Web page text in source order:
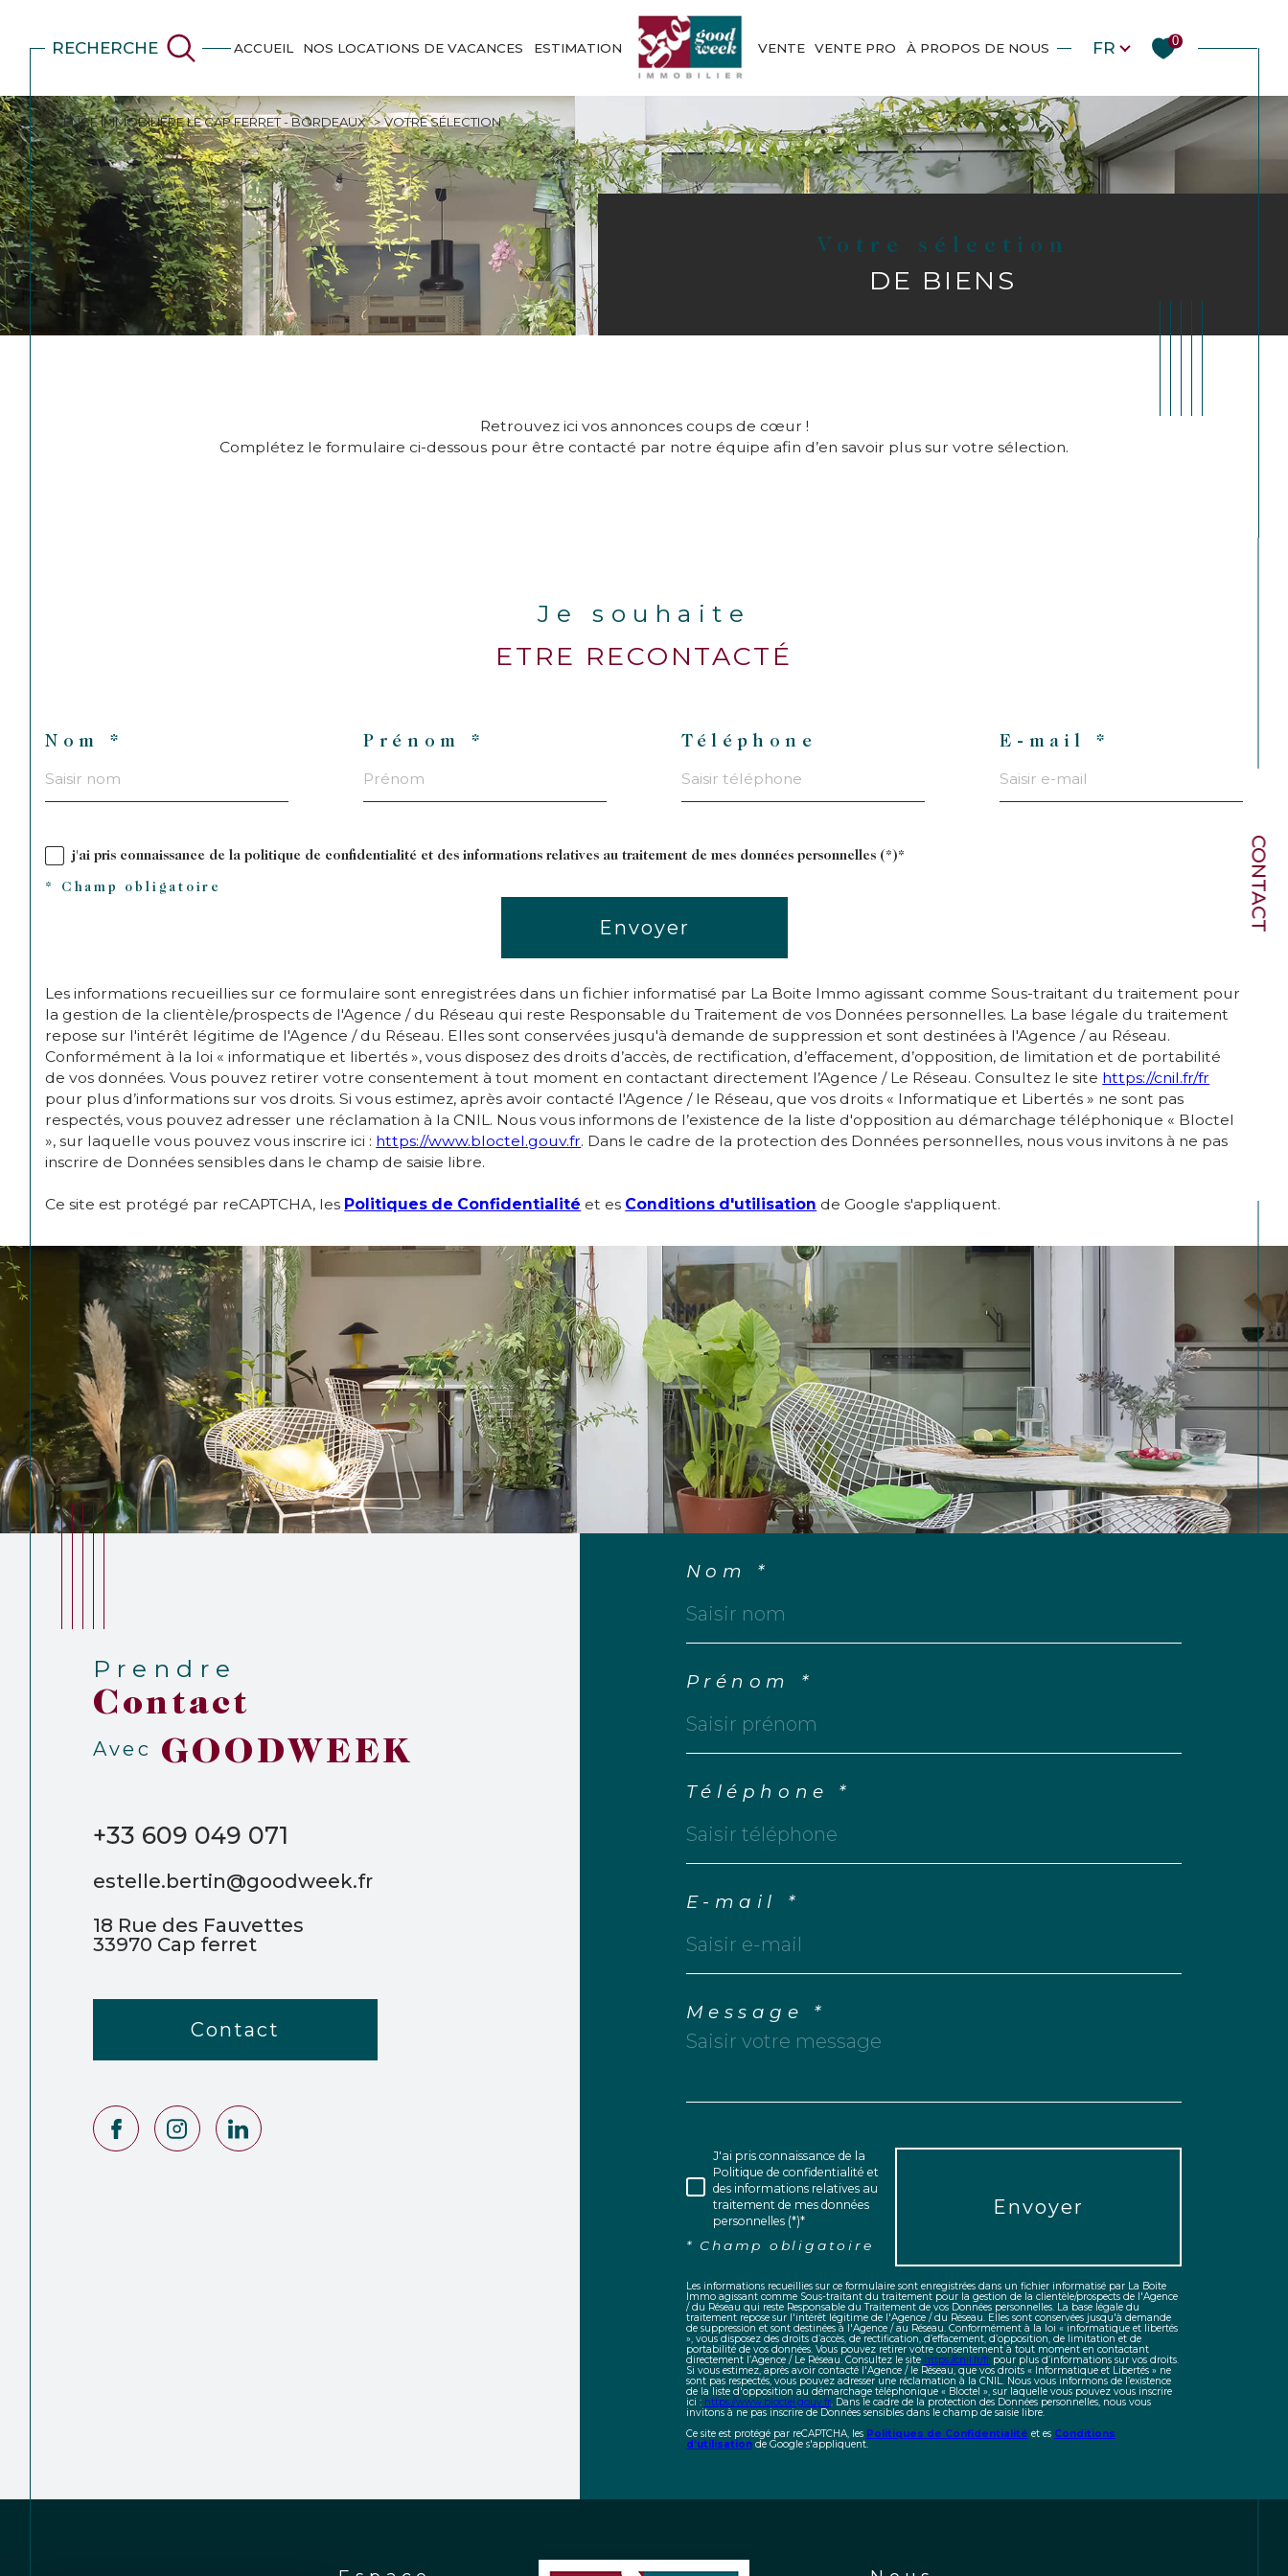
ACCUEIL NOS LOCATIONS DE VACANCES ESTIMATION VENTE VENTE PRO À PROPOS DE NOUS
RECHERCHE Langue
FR 0
CONTACT
AGENCE IMMOBILIÈRE LE CAP FERRET - BORDEAUX VOTRE SÉLECTION
Votre sélection
DE BIENS
Retrouvez ici vos annonces coups de cœur !
Complétez le formulaire ci-dessous pour être contacté par notre équipe afin d’en savoir plus sur votre sélection.
Je souhaite
ETRE RECONTACTÉ
Nom * Prénom * Téléphone E-mail *
j'ai pris connaissance de la politique de confidentialité et des informations relatives au traitement de mes données personnelles (*)*
* Champ obligatoire
Envoyer
Les informations recueillies sur ce formulaire sont enregistrées dans un fichier informatisé par La Boite Immo agissant comme Sous-traitant du traitement pour
la gestion de la clientèle/prospects de l'Agence / du Réseau qui reste Responsable du Traitement de vos Données personnelles. La base légale du traitement
repose sur l'intérêt légitime de l'Agence / du Réseau. Elles sont conservées jusqu'à demande de suppression et sont destinées à l'Agence / au Réseau.
Conformément à la loi « informatique et libertés », vous disposez des droits d’accès, de rectification, d’effacement, d’opposition, de limitation et de portabilité
de vos données. Vous pouvez retirer votre consentement à tout moment en contactant directement l’Agence / Le Réseau. Consultez le site https://cnil.fr/fr
pour plus d’informations sur vos droits. Si vous estimez, après avoir contacté l'Agence / le Réseau, que vos droits « Informatique et Libertés » ne sont pas
respectés, vous pouvez adresser une réclamation à la CNIL. Nous vous informons de l’existence de la liste d'opposition au démarchage téléphonique « Bloctel
», sur laquelle vous pouvez vous inscrire ici : https://www.bloctel.gouv.fr. Dans le cadre de la protection des Données personnelles, nous vous invitons à ne pas
inscrire de Données sensibles dans le champ de saisie libre.
Ce site est protégé par reCAPTCHA, les Politiques de Confidentialité et es Conditions d'utilisation de Google s'appliquent.
Nom *
Prénom *
Téléphone *
E-mail *
Message *
J'ai pris connaissance de la
Politique de confidentialité et
des informations relatives au
traitement de mes données
personnelles (*)*
* Champ obligatoire
Envoyer
Les informations recueillies sur ce formulaire sont enregistrées dans un fichier informatisé par La Boite
Immo agissant comme Sous-traitant du traitement pour la gestion de la clientèle/prospects de l'Agence
/ du Réseau qui reste Responsable du Traitement de vos Données personnelles. La base légale du
traitement repose sur l'intérêt légitime de l'Agence / du Réseau. Elles sont conservées jusqu'à demande
de suppression et sont destinées à l'Agence / au Réseau. Conformément à la loi « informatique et libertés
», vous disposez des droits d’accès, de rectification, d’effacement, d’opposition, de limitation et de
portabilité de vos données. Vous pouvez retirer votre consentement à tout moment en contactant
directement l’Agence / Le Réseau. Consultez le site https://cnil.fr/frpour plus d’informations sur vos droits.
Si vous estimez, après avoir contacté l'Agence / le Réseau, que vos droits « Informatique et Libertés » ne
sont pas respectés, vous pouvez adresser une réclamation à la CNIL. Nous vous informons de l’existence
de la liste d'opposition au démarchage téléphonique « Bloctel », sur laquelle vous pouvez vous inscrire
ici : https://www.bloctel.gouv.fr. Dans le cadre de la protection des Données personnelles, nous vous
invitons à ne pas inscrire de Données sensibles dans le champ de saisie libre.
Ce site est protégé par reCAPTCHA, les Politiques de Confidentialité et es Conditions
d'utilisationde Google s'appliquent.
Prendre
Contact
Avec GOODWEEK
+33 609 049 071
estelle.bertin@goodweek.fr
18 Rue des Fauvettes
33970
Cap ferret
Contact